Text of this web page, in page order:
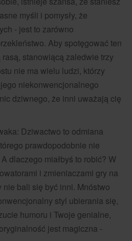
myśli i pomysły, że
- jest to zarówno
Aby spotęgować ten
stanowiącą zaledwie trzy
nie ma wielu ludzi, którzy
niekonwencjonalnego
dziwnego, że inni uważają cię
Dziwactwo to odmiana
prawdopodobnie nie
dlaczego miałbyś to robić? W
i zmieniaczami gry na
bali się być inni. Mnóstwo
styl ubierania się,
humoru i Twoje genialne,
jest magiczna -